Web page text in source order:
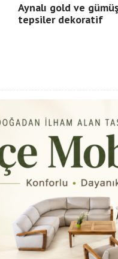
Aynalı gold ve gümüş
tepsiler dekoratif